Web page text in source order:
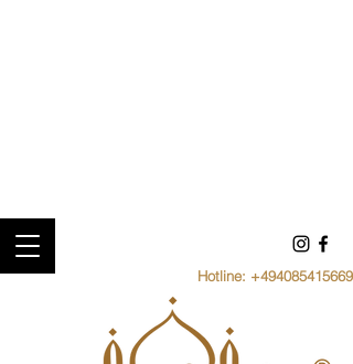
Hotline: +494085415669